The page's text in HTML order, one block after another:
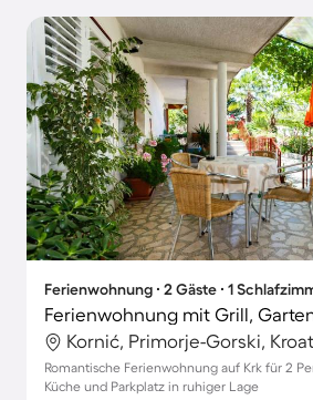
Ferienwohnung ∙ 2 Gäste ∙ 1
Ferienwohnung mit Grill,
Kornić, Primorje-Gorski,
Romantische Ferienwohnung auf Krk für 2
Küche und Parkplatz in ruhiger Lage